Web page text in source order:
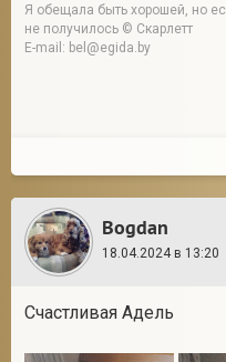
Я обещала быть хорошей, но
не получилось © Скарлетт
E-mail: bel@egida.by
Bogdan
18.04.2024 в 13:20
Счастливая Адель